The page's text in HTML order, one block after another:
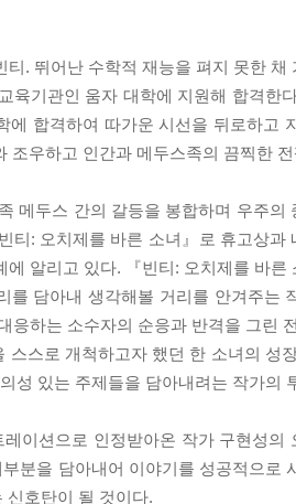
. 뛰어난 수학적 재능을 펴지 못한 채
기관인 움자 대학에 지원해 합격한
합격하여 따가운 시선을 뒤로하고
우하고 인간과 메두스족의 끔찍한
메두스 간의 갈등을 봉합하며 우주
티: 오치제를 바른 소녀』로 휴고상과
알리고 있다. 『빈티: 오치제를 바른
담아내 생각해볼 거리를 안겨주는
하는 소수자의 순응과 반격을 그린
스로 개척하고자 했던 한 소녀의 성
성 있는 주제들을 담아내려는 작가의
이션으로 인정받아온 작가 구현성의
분을 담아내어 이야기를 성공적으로
신호탄이 될 것이다.